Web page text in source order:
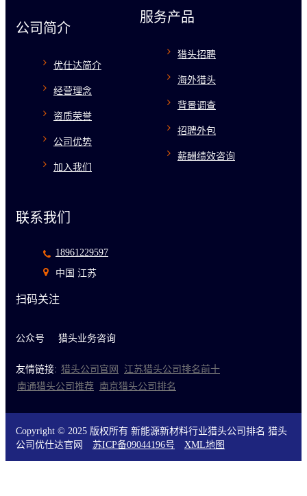
公司简介
优仕达简介
经营理念
资质荣誉
公司优势
加入我们
服务产品
猎头招聘
海外猎头
背景调查
招聘外包
薪酬绩效咨询
联系我们
18961229597
中国 江苏
扫码关注
公众号 猎头业务咨询
友情链接: 猎头公司官网
江苏猎头公司排名前十
南通猎头公司推荐 南京猎头公司排名
Copyright © 2025 版权所有 新能源新材料行业猎头公司排名 猎头
公司优仕达官网 苏ICP备09044196号 XML地图